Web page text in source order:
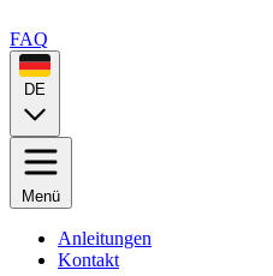
FAQ
DE
Menü
Anleitungen
Kontakt